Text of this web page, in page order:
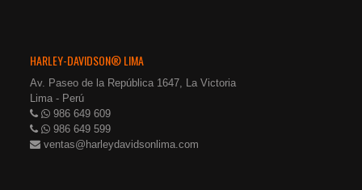
HARLEY-DAVIDSON® LIMA
Av. Paseo de la República 1647, La Victoria
Lima - Perú
986 649 609
986 649 599
ventas@harleydavidsonlima.com